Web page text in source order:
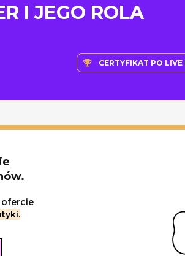
I JEGO ROLA
CERTYFIKAT PO
ofercie